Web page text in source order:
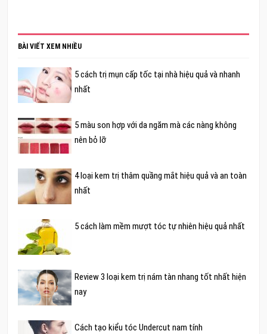
BÀI VIẾT XEM NHIỀU
5 cách trị mụn cấp tốc tại nhà hiệu quả và nhanh
nhất
5 màu son hợp với da ngăm mà các nàng không
nên bỏ lỡ
4 loại kem trị thâm quầng mắt hiệu quả và an toàn
nhất
5 cách làm mềm mượt tóc tự nhiên hiệu quả nhất
Review 3 loại kem trị nám tàn nhang tốt nhất hiện
nay
Cách tạo kiểu tóc Undercut nam tính